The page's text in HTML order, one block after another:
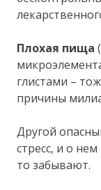
Плохая пища
глистами –
причины
Другой
стресс, и о
то забывают.